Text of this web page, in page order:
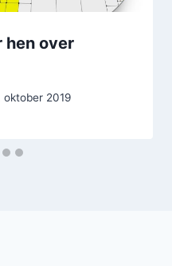
hen over
oktober 2019